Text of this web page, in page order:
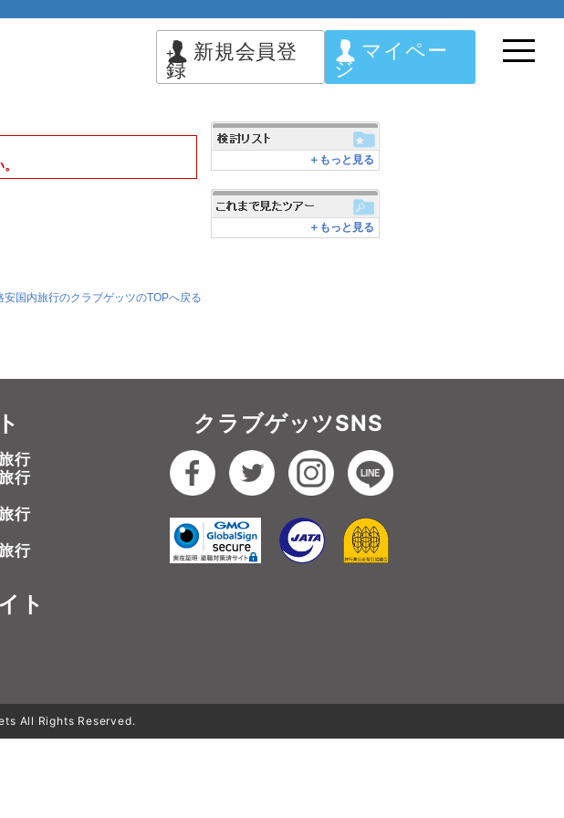
新規会員登
録
マイペー
ジ
安国内旅行のクラブゲッツのTOPへ戻る
＋もっと見る
＋もっと見る
行
行
行
行
ト
クラブゲッツSNS
All Rights Reserved.